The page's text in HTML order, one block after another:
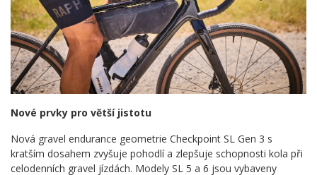
Nové prvky pro větší jistotu
Nová gravel endurance geometrie Checkpoint SL Gen 3 s
kratším dosahem zvyšuje pohodlí a zlepšuje schopnosti kola při
celodenních gravel jízdách. Modely SL 5 a 6 jsou vybaveny